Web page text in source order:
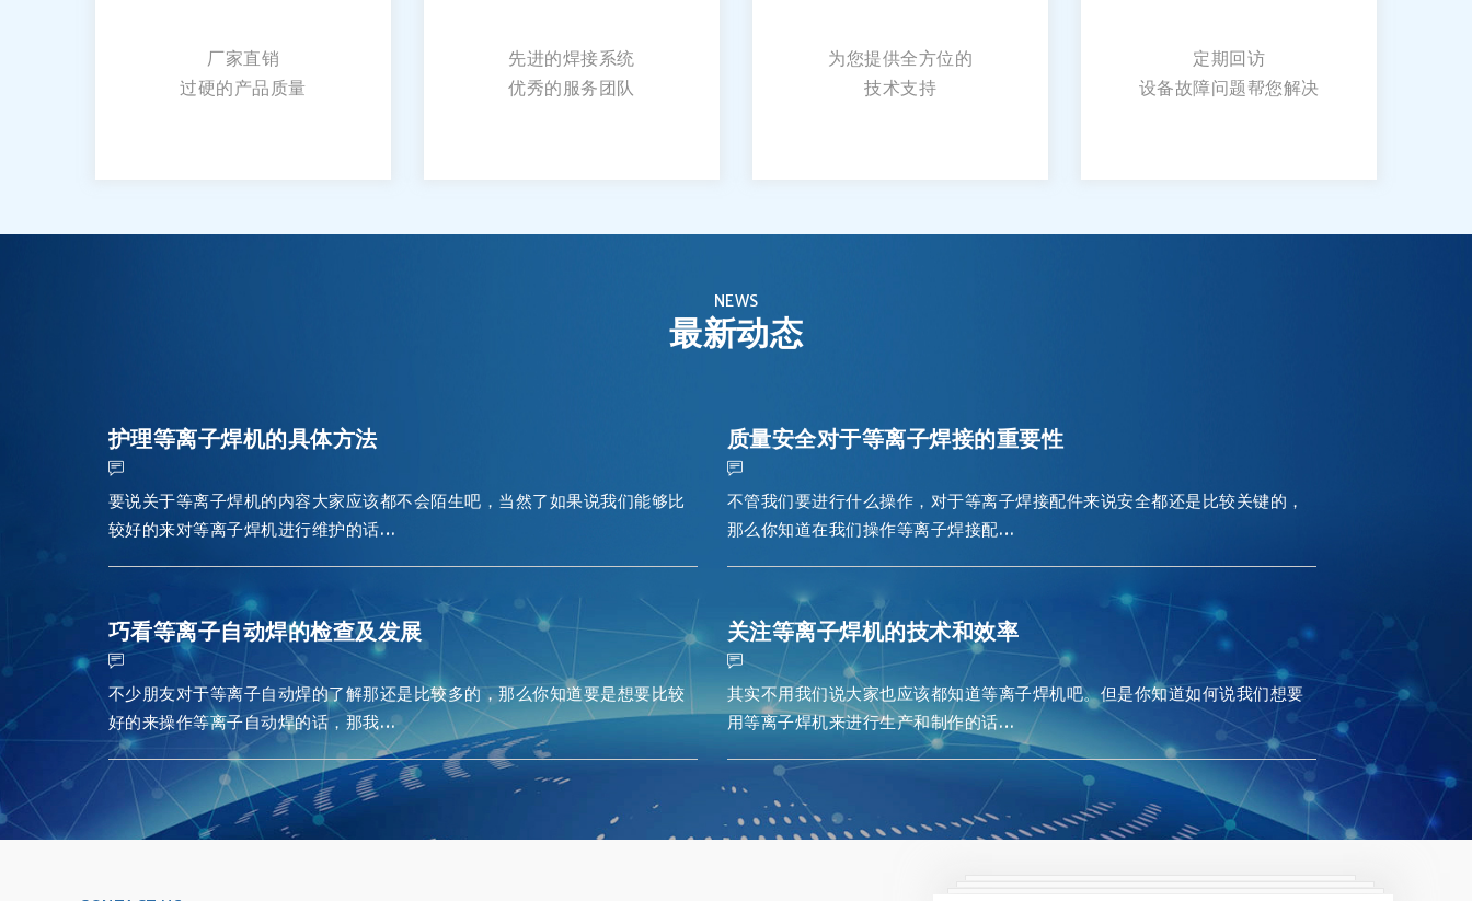
厂家直销
过硬的产品质量
先进的焊接系统
优秀的服务团队
为您提供全方位的
技术支持
定期回访
设备故障问题帮您解决
NEWS
最新动态
护理等离子焊机的具体方法
要说关于等离子焊机的内容大家应该都不会陌生吧，当然了如果说我们能够比
较好的来对等离子焊机进行维护的话…
质量安全对于等离子焊接的重要性
不管我们要进行什么操作，对于等离子焊接配件来说安全都还是比较关键的，
那么你知道在我们操作等离子焊接配…
巧看等离子自动焊的检查及发展
不少朋友对于等离子自动焊的了解那还是比较多的，那么你知道要是想要比较
好的来操作等离子自动焊的话，那我…
关注等离子焊机的技术和效率
其实不用我们说大家也应该都知道等离子焊机吧。但是你知道如何说我们想要
用等离子焊机来进行生产和制作的话…